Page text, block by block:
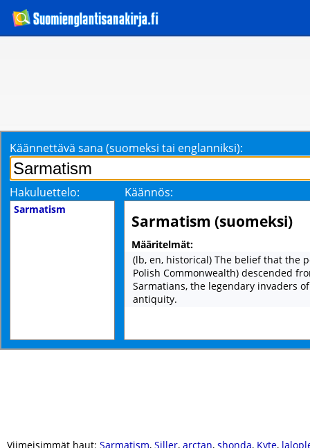
Käännettävä sana (suomeksi tai englanniksi):
Hakuluettelo: Käännös:
Sarmatism
Sarmatism (suomeksi)
Määritelmät:
(lb, en, historical) The belief that the
Polish Commonwealth) descended
Sarmatians, the legendary invaders
antiquity.
Viimeisimmät haut: Sarmatism, Siller, arctan, shonda, Kyte,